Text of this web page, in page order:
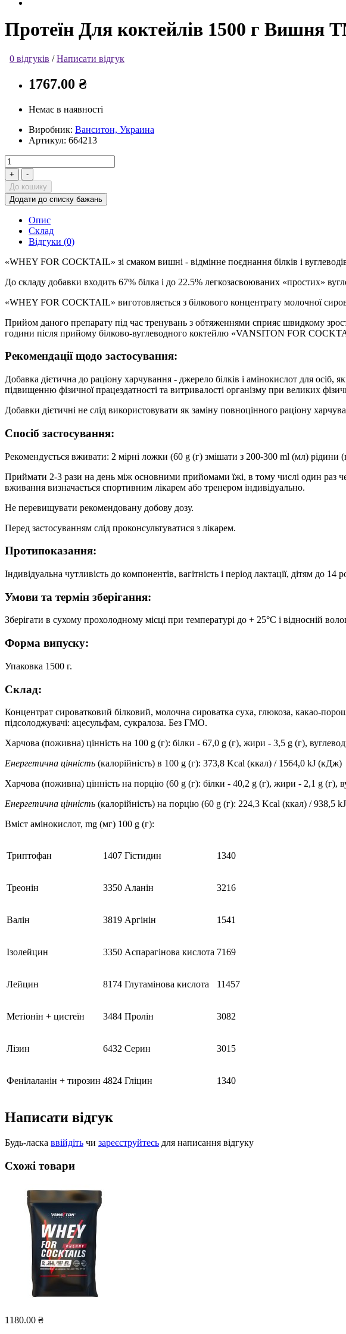
Протеїн Для коктейлів 1500 г Вишня
0 відгуків /Написати відгук
1767.00 ₴
Немає в наявності
Виробник: Ванситон, Украина
Артикул: 664213
До кошику
Додати до списку бажань
Опис
Склад
Відгуки (0)
«WHEY FOR COCKTAIL» зі смаком вишні - відмінне поєднання білків і
До складу добавки входить 67% білка і до 22.5% легкозасвоюваних «простих»
«WHEY FOR COCKTAIL» виготовляється з білкового концентрату молочної
Прийом даного препарату під час тренувань з обтяженнями сприяє швидкому
години після прийому білково-вуглеводного коктейлю «VANSITON FOR
Рекомендації щодо застосування:
Добавка дієтична до раціону харчування - джерело білків і амінокислот для
підвищенню фізичної працездатності та витривалості організму при великих
Добавки дієтичні не слід використовувати як заміну повноцінного раціону
Спосіб застосування:
Рекомендується вживати: 2 мірні ложки (60 g (г) змішати з 200-300 ml (мл) рідини
Приймати 2-3 рази на день між основними прийомами їжі, в тому числі один раз
вживання визначається спортивним лікарем або тренером індивідуально.
Не перевищувати рекомендовану добову дозу.
Перед застосуванням слід проконсультуватися з лікарем.
Протипоказання:
Індивідуальна чутливість до компонентів, вагітність і період лактації, дітям до
Умови та термін зберігання:
Зберігати в сухому прохолодному місці при температурі до + 25°C і відносній
Форма випуску:
Упаковка 1500 г.
Склад:
Концентрат сироватковий білковий, молочна сироватка суха, глюкоза, какао-
підсолоджувачі: ацесульфам, сукралоза. Без ГМО.
Харчова (поживна) цінність на 100 g (г): білки - 67,0 g (г), жири - 3,5 g (г),
Енергетична цінність (калорійність) в 100 g (г): 373,8 Kcal (ккал) / 1564,0 kJ (кДж)
Харчова (поживна) цінність на порцію (60 g (г): білки - 40,2 g (г), жири - 2,1 g (г),
Енергетична цінність (калорійність) на порцію (60 g (г): 224,3 Kcal (ккал) / 938,5
Вміст амінокислот, mg (мг) 100 g (г):
Триптофан 1407 Гістидин 1340
Треонін 3350 Аланін 3216
Валін 3819 Аргінін 1541
Ізолейцин 3350 Аспарагінова кислота 7169
Лейцин 8174 Глутамінова кислота 11457
Метіонін + цистеїн 3484 Пролін 3082
Лізин 6432 Серин 3015
Фенілаланін + тирозин 4824 Гліцин 1340
Написати відгук
Будь-ласка ввійдіть чи зареєструйтесь для написання відгуку
Схожі товари
1180.00 ₴